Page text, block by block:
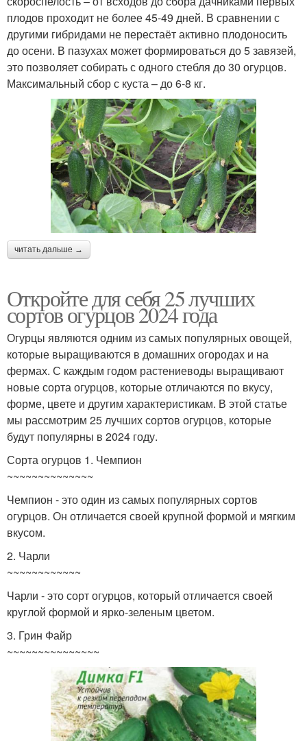
плодов проходит не более 45-49 дней. В сравнении с
другими гибридами не перестаёт активно плодоносить
до осени. В пазухах может формироваться до 5 завязей,
это позволяет собирать с одного стебля до 30 огурцов.
Максимальный сбор с куста – до 6-8 кг.
читать дальше →
Откройте для себя 25 лучших
сортов огурцов 2024 года
Огурцы являются одним из самых популярных овощей,
которые выращиваются в домашних огородах и на
фермах. С каждым годом растениеводы выращивают
новые сорта огурцов, которые отличаются по вкусу,
форме, цвете и другим характеристикам. В этой статье
мы рассмотрим 25 лучших сортов огурцов, которые
будут популярны в 2024 году.
Сорта огурцов 1. Чемпион
~~~~~~~~~~~~~~
Чемпион - это один из самых популярных сортов
огурцов. Он отличается своей крупной формой и мягким
вкусом.
2. Чарли
~~~~~~~~~~~~
Чарли - это сорт огурцов, который отличается своей
круглой формой и ярко-зеленым цветом.
3. Грин Файр
~~~~~~~~~~~~~~~